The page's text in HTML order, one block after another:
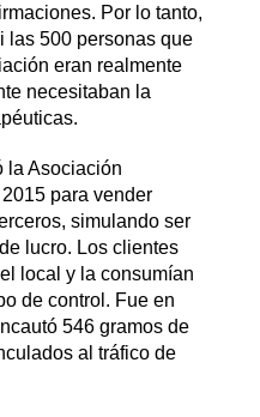
Por lo tanto,
las 500 personas que
eran realmente
necesitaban la
la Asociación
para vender
simulando ser
lucro. Los clientes
local y la consumían
de control. Fue en
546 gramos de
al tráfico de